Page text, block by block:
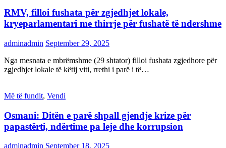
RMV, filloi fushata për zgjedhjet lokale,
kryeparlamentari me thirrje për fushatë të ndershme
adminadmin September 29, 2025
Nga mesnata e mbrëmshme (29 shtator) filloi fushata zgjedhore për
zgjedhjet lokale të këtij viti, rrethi i parë i të…
Më të fundit, Vendi
Osmani: Ditën e parë shpall gjendje krize për
papastërti, ndërtime pa leje dhe korrupsion
adminadmin September 18, 2025